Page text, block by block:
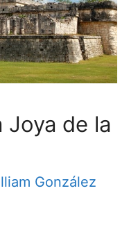
Joya de la
González